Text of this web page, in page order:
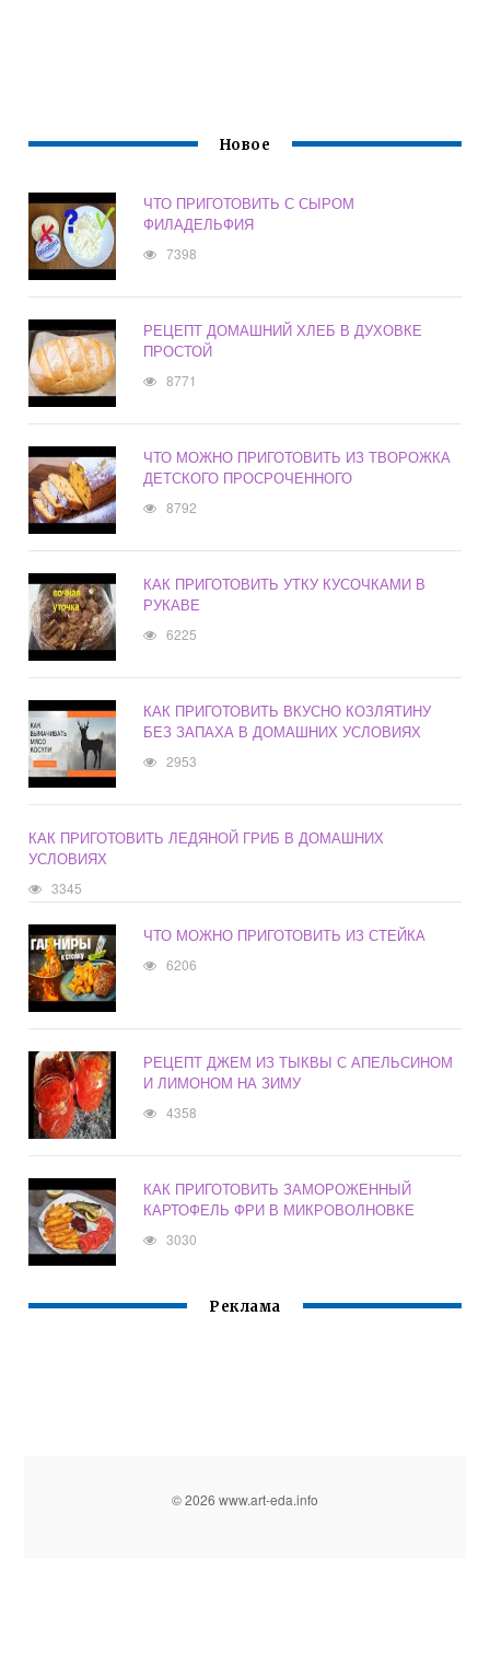
Новое
ЧТО ПРИГОТОВИТЬ С СЫРОМ
ФИЛАДЕЛЬФИЯ
7398
РЕЦЕПТ ДОМАШНИЙ ХЛЕБ В ДУХОВКЕ
ПРОСТОЙ
8771
ЧТО МОЖНО ПРИГОТОВИТЬ ИЗ ТВОРОЖКА
ДЕТСКОГО ПРОСРОЧЕННОГО
8792
КАК ПРИГОТОВИТЬ УТКУ КУСОЧКАМИ В
РУКАВЕ
6225
КАК ПРИГОТОВИТЬ ВКУСНО КОЗЛЯТИНУ
БЕЗ ЗАПАХА В ДОМАШНИХ УСЛОВИЯХ
2953
КАК ПРИГОТОВИТЬ ЛЕДЯНОЙ ГРИБ В ДОМАШНИХ
УСЛОВИЯХ
3345
ЧТО МОЖНО ПРИГОТОВИТЬ ИЗ СТЕЙКА
6206
РЕЦЕПТ ДЖЕМ ИЗ ТЫКВЫ С АПЕЛЬСИНОМ
И ЛИМОНОМ НА ЗИМУ
4358
КАК ПРИГОТОВИТЬ ЗАМОРОЖЕННЫЙ
КАРТОФЕЛЬ ФРИ В МИКРОВОЛНОВКЕ
3030
Реклама
© 2026 www.art-eda.info